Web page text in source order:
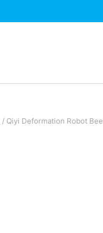
/ Qiyi Deformation Robot Bee